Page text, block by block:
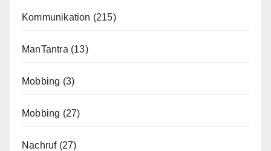
Kommunikation (215)
ManTantra (13)
Mobbing (3)
Mobbing (27)
Nachruf(27)